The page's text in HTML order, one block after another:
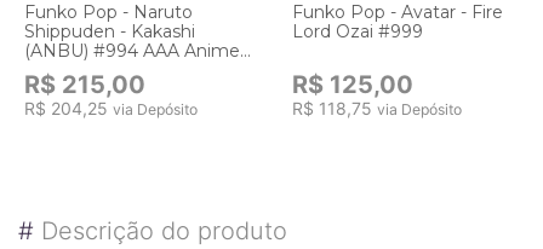
Funko Pop - Naruto
Shippuden - Kakashi
(ANBU) #994 AAA Anime
Exclusive
R$ 215,00
R$ 204,25 via Depósito
Funko Pop - Avatar - Fire
Lord Ozai #999
R$ 125,00
R$ 118,75 via Depósito
# Descrição do produto